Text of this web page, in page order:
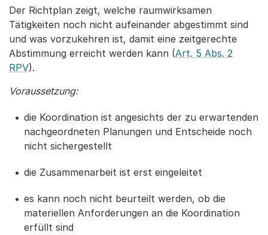
Der Richtplan zeigt, welche raumwirksamen
Tätigkeiten noch nicht aufeinander abgestimmt sind
und was vorzukehren ist, damit eine zeitgerechte
Abstimmung erreicht werden kann (Art. 5 Abs. 2
RPV).
Voraussetzung:
die Koordination ist angesichts der zu erwartenden
nachgeordneten Planungen und Entscheide noch
nicht sichergestellt
die Zusammenarbeit ist erst eingeleitet
es kann noch nicht beurteilt werden, ob die
materi­ellen Anforderungen an die Koordination
erfüllt sind